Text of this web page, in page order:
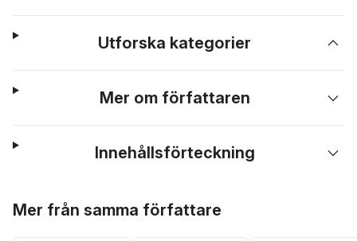
Utforska kategorier
Mer om författaren
Innehållsförteckning
Mer från samma författare